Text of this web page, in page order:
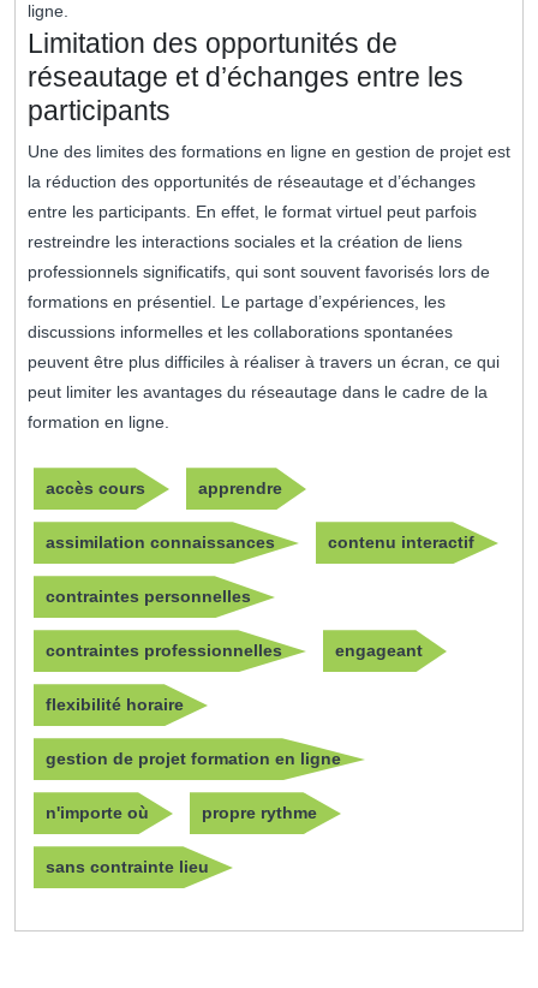
ligne.
Limitation des opportunités de
réseautage et d’échanges entre les
participants
Une des limites des formations en ligne en gestion de projet est
la réduction des opportunités de réseautage et d’échanges
entre les participants. En effet, le format virtuel peut parfois
restreindre les interactions sociales et la création de liens
professionnels significatifs, qui sont souvent favorisés lors de
formations en présentiel. Le partage d’expériences, les
discussions informelles et les collaborations spontanées
peuvent être plus difficiles à réaliser à travers un écran, ce qui
peut limiter les avantages du réseautage dans le cadre de la
formation en ligne.
accès cours apprendre
assimilation connaissances contenu interactif
contraintes personnelles
contraintes professionnelles engageant
flexibilité horaire
gestion de projet formation en ligne
n'importe où propre rythme
sans contrainte lieu